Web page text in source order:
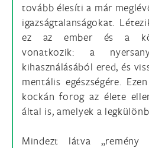
tovább élesíti a már
igazságtalanságokat.
ez az ember és a
vonatkozik: a
kihasználásából ered, és
mentális egészségére.
kockán forog az élete
által is, amelyek a
Mindezt látva